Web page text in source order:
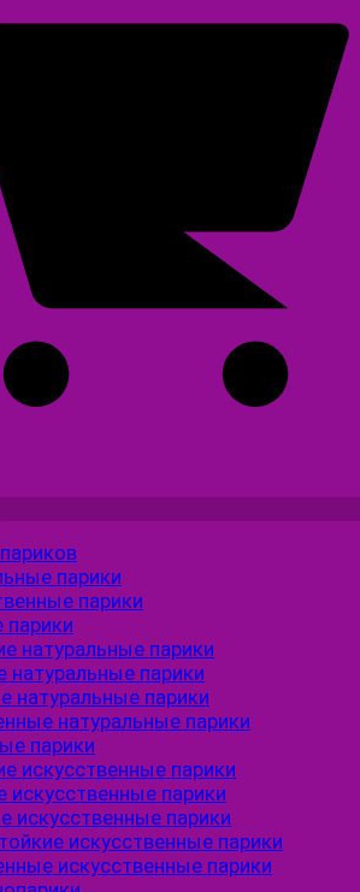
парики
парики
парики
натуральные парики
натуральные парики
натуральные парики
натуральные парики
парики
искусственные парики
искусственные парики
искусственные парики
искусственные парики
искусственные парики